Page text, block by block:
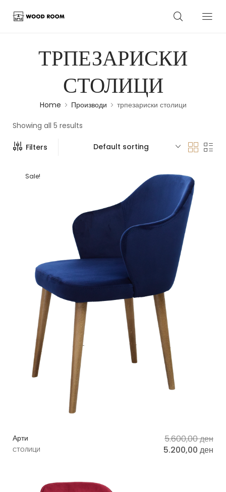
ТРПЕЗАРИСКИ
СТОЛИЦИ
Home Производи трпезариски столици
Showing all 5 results
Filters Default sorting
Sale!
Арти
СТОЛИЦИ
5.600,00ден
5.200,00 ден